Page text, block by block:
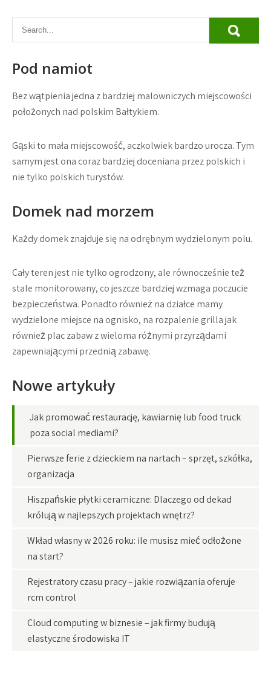
Pod namiot
Bez wątpienia jedna z bardziej malowniczych miejscowości
położonych nad polskim Bałtykiem.
Gąski to mała miejscowość, aczkolwiek bardzo urocza. Tym
samym jest ona coraz bardziej doceniana przez polskich i
nie tylko polskich turystów.
Domek nad morzem
Każdy domek znajduje się na odrębnym wydzielonym polu.
Cały teren jest nie tylko ogrodzony, ale równocześnie też
stale monitorowany, co jeszcze bardziej wzmaga poczucie
bezpieczeństwa. Ponadto również na działce mamy
wydzielone miejsce na ognisko, na rozpalenie grilla jak
również plac zabaw z wieloma różnymi przyrządami
zapewniającymi przednią zabawę.
Nowe artykuły
Jak promować restaurację, kawiarnię lub food truck
poza social mediami?
Pierwsze ferie z dzieckiem na nartach – sprzęt, szkółka,
organizacja
Hiszpańskie płytki ceramiczne: Dlaczego od dekad
królują w najlepszych projektach wnętrz?
Wkład własny w 2026 roku: ile musisz mieć odłożone
na start?
Rejestratory czasu pracy – jakie rozwiązania oferuje
rcm control
Cloud computing w biznesie – jak firmy budują
elastyczne środowiska IT